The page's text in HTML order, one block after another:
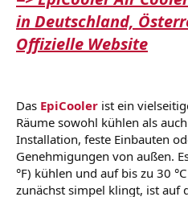
in Deutschland,
Offizielle Website
Das EpiCooler ist ein
Räume sowohl kühlen als
Installation, feste Einbauten
Genehmigungen von außen.
°F) kühlen und auf bis zu 30
zunächst simpel klingt, ist auf